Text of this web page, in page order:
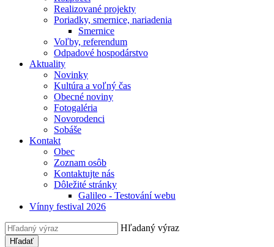
Realizované projekty
Poriadky, smernice, nariadenia
Smernice
Voľby, referendum
Odpadové hospodárstvo
Aktuality
Novinky
Kultúra a voľný čas
Obecné noviny
Fotogaléria
Novorodenci
Sobáše
Kontakt
Obec
Zoznam osôb
Kontaktujte nás
Dôležité stránky
Galileo - Testování webu
Vínny festival 2026
Hľadaný výraz
Hľadať